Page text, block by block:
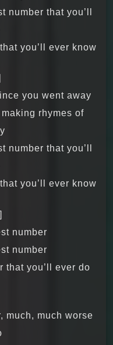
number that you’ll
you’ll ever know
you went away
rhymes of
number that you’ll
you’ll ever know
[Chorus]
number
number
that you’ll ever do
much, much worse